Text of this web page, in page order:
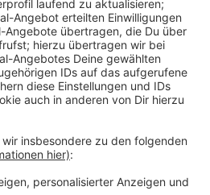
löscht oder erstickt in der
hatte es heute aber gar
sich laut Feuerwehr um
waren dann mehrere
Einsatz für dieFeuerwehr
Fachfirma soll jetzt noch die